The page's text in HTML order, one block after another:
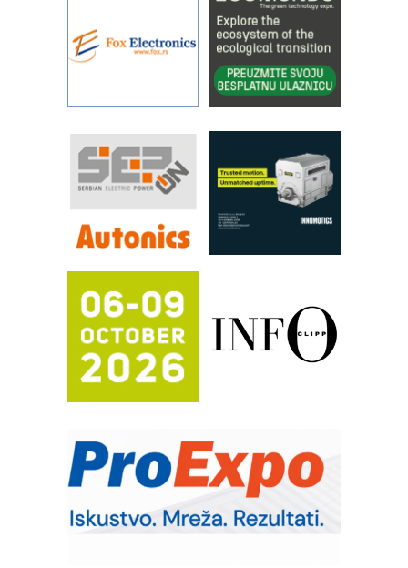
IBeRTIM - oprema za ispitivanje
kontrole kvaliteta
STAUFF – Komponente koje
povećavaju pouzdanost hidrauličkih
pouzdanost u transferu fluida
Filtration Group Industrial – Napredna
rešenja za filtraciju u hidrauličkim i
procesnim sistemima
RILINEX kompanije Rittal
FANUC: Najbolje za vašu pametnu
Efikasno upravljanje energijom
Automatizacija pakovanja · Display
(Shelf-Ready) omotnice
Potpuna efikasnost bez složenih
sistema
Trajna oznaka kao dugoročna korist
IB BLUMENAUER - više od 40 godina
poverenja u industriji
RMQ-TITAN ADVANCED INDICATOR
– Pametna signalizacija za efikasnije
upravljanje mašinama